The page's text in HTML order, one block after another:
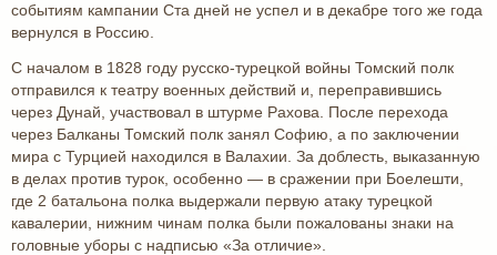
событиям кампании Ста дней не успел и в декабре того же года
вернулся в Россию.
С началом в 1828 году русско-турецкой войны Томский полк
отправился к театру военных действий и, переправившись
через Дунай, участвовал в штурме Рахова. После перехода
через Балканы Томский полк занял Софию, а по заключении
мира с Турцией находился в Валахии. За доблесть, выказанную
в делах против турок, особенно — в сражении при Боелешти,
где 2 батальона полка выдержали первую атаку турецкой
кавалерии, нижним чинам полка были пожалованы знаки на
головные уборы с надписью «За отличие».